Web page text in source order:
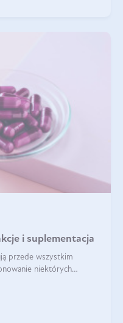
i suplementacja
przede wszystkim
niektórych